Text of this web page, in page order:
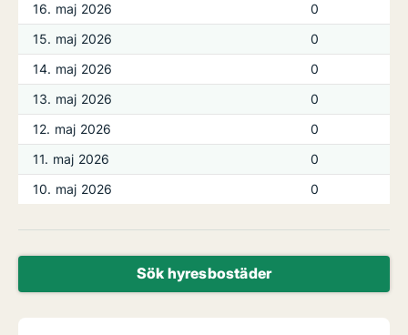
16. maj 2026
0
15. maj 2026
0
14. maj 2026
0
13. maj 2026
0
12. maj 2026
0
11. maj 2026
0
10. maj 2026
0
Sök hyresbostäder